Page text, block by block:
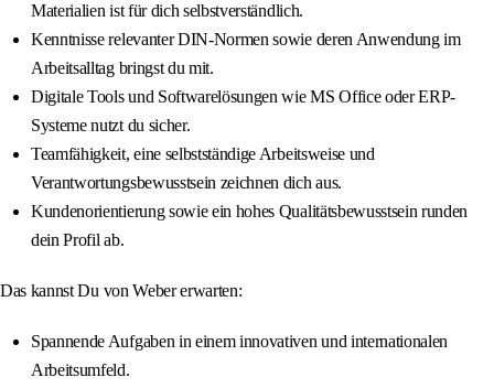
Materialien ist für dich selbstverständlich.
Kenntnisse relevanter DIN-Normen sowie deren Anwendung im
Arbeitsalltag bringst du mit.
Digitale Tools und Softwarelösungen wie MS Office oder ERP-
Systeme nutzt du sicher.
Teamfähigkeit, eine selbstständige Arbeitsweise und
Verantwortungsbewusstsein zeichnen dich aus.
Kundenorientierung sowie ein hohes Qualitätsbewusstsein runden
dein Profil ab.
Das kannst Du von Weber erwarten:
Spannende Aufgaben in einem innovativen und internationalen
Arbeitsumfeld.